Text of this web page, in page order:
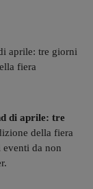
aprile: tre giorni
fiera
di aprile: tre
della fiera
da non